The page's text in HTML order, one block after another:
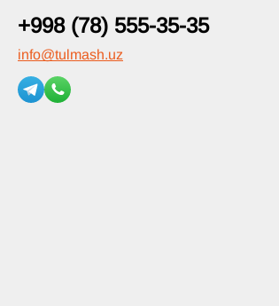
+998 (78) 555-35-35
info@tulmash.uz